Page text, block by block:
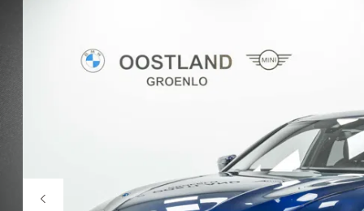
MINI COOPER ELECTRIC
MINI COUNTRYMAN ELECTRIC
JOHN COOPER WORKS
ELECTRIC
MINI
MINI